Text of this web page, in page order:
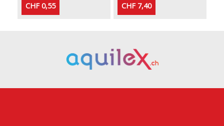
CHF 0,55 CHF 7,40